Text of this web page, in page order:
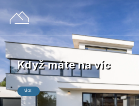
Když máte na víc
VÍCE